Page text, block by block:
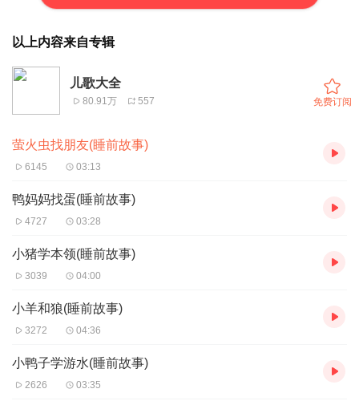
以上内容来自专辑
儿歌大全
80.91万 557 免费订阅
萤火虫找朋友(睡前故事)
6145 03:13
鸭妈妈找蛋(睡前故事)
4727 03:28
小猪学本领(睡前故事)
3039 04:00
小羊和狼(睡前故事)
3272 04:36
小鸭子学游水(睡前故事)
2626 03:35